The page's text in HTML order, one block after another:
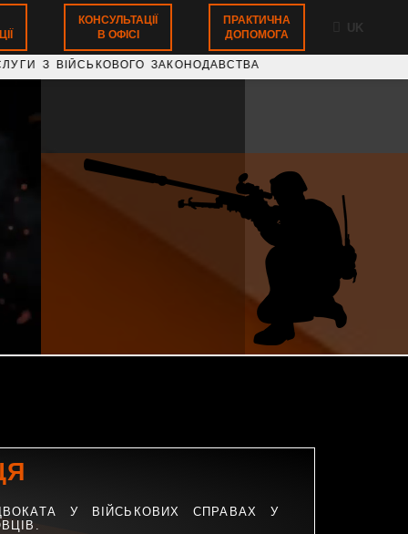
КОНСУЛЬТАЦІЇ
В ОФІСІ
ПРАКТИЧНА
ДОПОМОГА
UK
ЗАКОНОДАВСТВА НАДАЄМО ЮРИДИЧНІ
У ВІЙСЬКОВИХ СПРАВАХ У